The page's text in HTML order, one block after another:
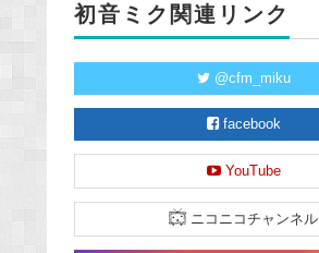
初音ミク関連リンク
@cfm_miku
facebook
YouTube
ニコニコチャンネル